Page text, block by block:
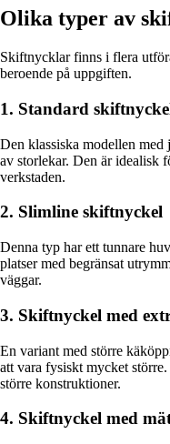
Olika typer av
Skiftnycklar finns i flera
beroende på uppgiften.
1. Standard
Den klassiska modellen med
av storlekar. Den är idealisk
verkstaden.
2. Slimline skiftnyckel
Denna typ har ett tunnare
platser med begränsat
väggar.
3. Skiftnyckel med
En variant med större
att vara fysiskt mycket
större konstruktioner.
4. Skiftnyckel med